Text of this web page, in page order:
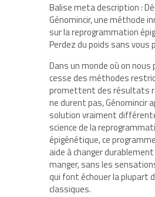
Balise meta description :
Génomincir, une méthode
sur la reprogrammation
Perdez du poids sans vous
Dans un monde où on nous
cesse des méthodes
promettent des résultats
ne durent pas, Génomincir
solution vraiment
science de la
épigénétique, ce
aide à changer
manger, sans les
qui font échouer la plupart
classiques.